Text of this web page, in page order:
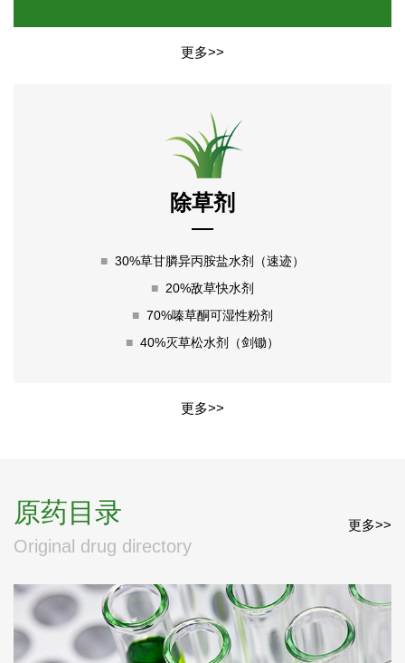
更多>>
除草剂
■ 30%草甘膦异丙胺盐水剂（速迹）
■ 20%敌草快水剂
■ 70%嗪草酮可湿性粉剂
■ 40%灭草松水剂（剑锄）
更多>>
原药目录
Original drug directory
更多>>